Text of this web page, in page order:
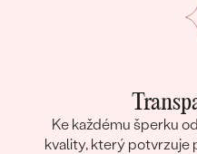
Ke každému šperku
kvality, který potvrzuje